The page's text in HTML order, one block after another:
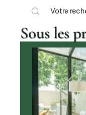
Sous les